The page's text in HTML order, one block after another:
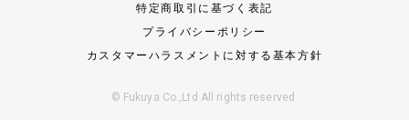
特定商取引に基づく表記
プライバシーポリシー
カスタマーハラスメントに対する基本方針
© Fukuya Co.,Ltd All rights reserved.